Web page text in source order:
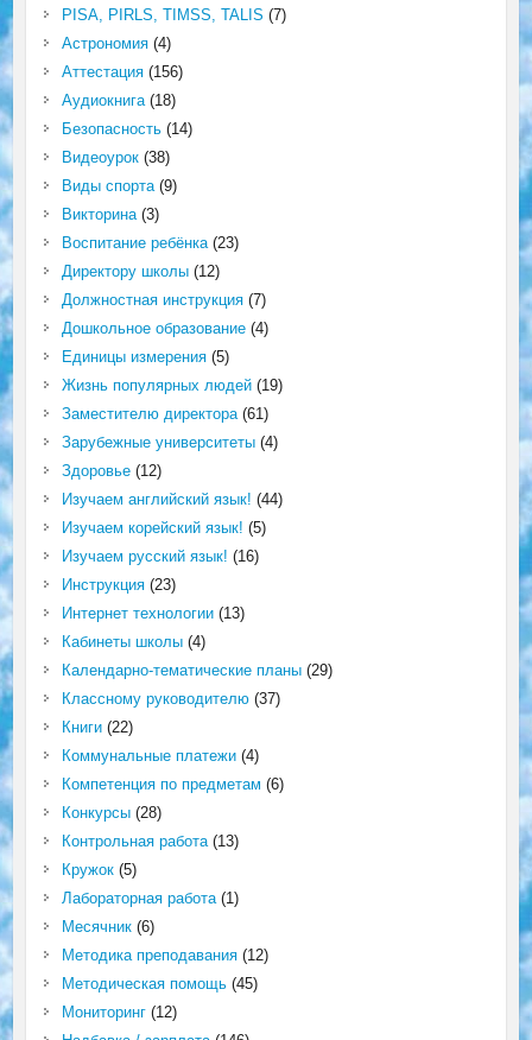
PISA, PIRLS, TIMSS, TALIS (7)
Астрономия(4)
Аттестация(156)
Аудиокнига(18)
Безопасность(14)
Видеоурок(38)
Виды спорта(9)
Викторина(3)
Воспитание ребёнка(23)
Директору школы(12)
Должностная инструкция(7)
Дошкольное образование(4)
Единицы измерения(5)
Жизнь популярных людей(19)
Заместителю директора(61)
Зарубежные университеты(4)
Здоровье(12)
Изучаем английский язык! (44)
Изучаем корейский язык! (5)
Изучаем русский язык! (16)
Инструкция(23)
Интернет технологии(13)
Кабинеты школы(4)
Календарно-тематические планы(29)
Классному руководителю(37)
Книги(22)
Коммунальные платежи(4)
Компетенция по предметам (6)
Конкурсы(28)
Контрольная работа(13)
Кружок(5)
Лабораторная работа(1)
Месячник(6)
Методика преподавания(12)
Методическая помощь(45)
Мониторинг(12)